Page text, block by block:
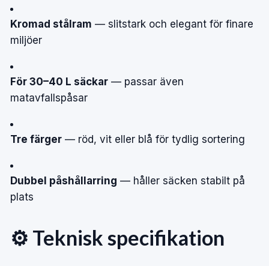
Kromad stålram — slitstark och elegant för finare
miljöer
För 30–40 L säckar — passar även
matavfallspåsar
Tre färger — röd, vit eller blå för tydlig sortering
Dubbel påshållarring — håller säcken stabilt på
plats
⚙️ Teknisk specifikation